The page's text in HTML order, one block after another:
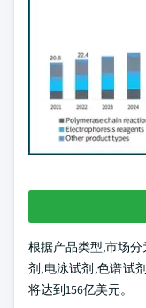
根据产品类型,市场
剂,电泳试剂,色谱试
将达到156亿美元。